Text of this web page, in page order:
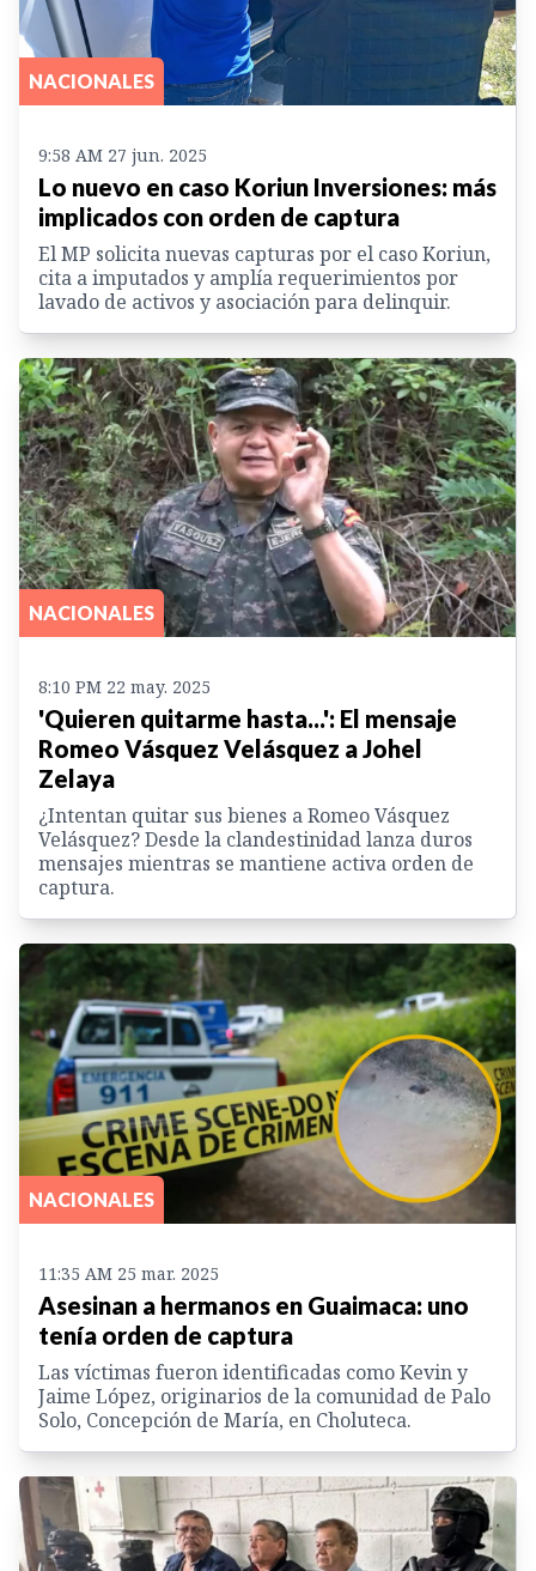
NACIONALES
9:58 AM 27 jun. 2025
Lo nuevo en caso Koriun Inversiones: más
implicados con orden de captura
El MP solicita nuevas capturas por el caso Koriun,
cita a imputados y amplía requerimientos por
lavado de activos y asociación para delinquir.
NACIONALES
8:10 PM 22 may. 2025
'Quieren quitarme hasta...': El mensaje
Romeo Vásquez Velásquez a Johel
Zelaya
¿Intentan quitar sus bienes a Romeo Vásquez
Velásquez? Desde la clandestinidad lanza duros
mensajes mientras se mantiene activa orden de
captura.
NACIONALES
11:35 AM 25 mar. 2025
Asesinan a hermanos en Guaimaca: uno
tenía orden de captura
Las víctimas fueron identificadas como Kevin y
Jaime López, originarios de la comunidad de Palo
Solo, Concepción de María, en Choluteca.